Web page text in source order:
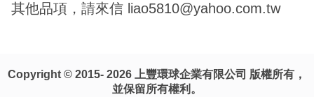
其他品項，請來信 liao5810@yahoo.com.tw
Copyright © 2015- 2026 上豐環球企業有限公司 版權所有，
並保留所有權利。